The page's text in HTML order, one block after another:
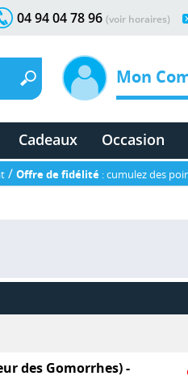
04 94 04 78 96 (voir horaires)
Mon
Cadeaux Occasion
/ Offre de fidélité : cumulez des
des Gomorrhes) -